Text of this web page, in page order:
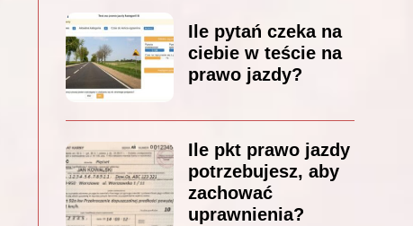
Ile pytań czeka na
ciebie w teście na
prawo jazdy?
Ile pkt prawo jazdy
potrzebujesz, aby
zachować
uprawnienia?